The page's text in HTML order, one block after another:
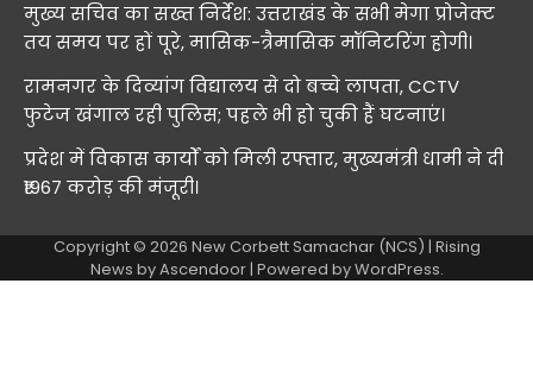
मुख्य सचिव का सख्त निर्देश: उत्तराखंड के सभी मेगा प्रोजेक्ट
तय समय पर हों पूरे, मासिक-त्रैमासिक मॉनिटरिंग होगी।
रामनगर के दिव्यांग विद्यालय से दो बच्चे लापता, CCTV
फुटेज खंगाल रही पुलिस; पहले भी हो चुकी हैं घटनाएं।
प्रदेश में विकास कार्यों को मिली रफ्तार, मुख्यमंत्री धामी ने दी
₹1967 करोड़ की मंजूरी।
Copyright © 2026 New Corbett Samachar (NCS) | Rising
News byAscendoor| Powered byWordPress.